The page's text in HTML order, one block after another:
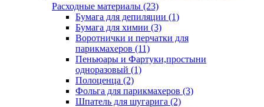
Расходные материалы (23)
Бумага для депиляции (1)
Бумага для химии (3)
Воротнички и перчатки для
парикмахеров (11)
Пеньюары и Фартуки,простыни
одноразовый (1)
Полоценца (2)
Фольга для парикмахеров (3)
Шпатель для шугарига (2)